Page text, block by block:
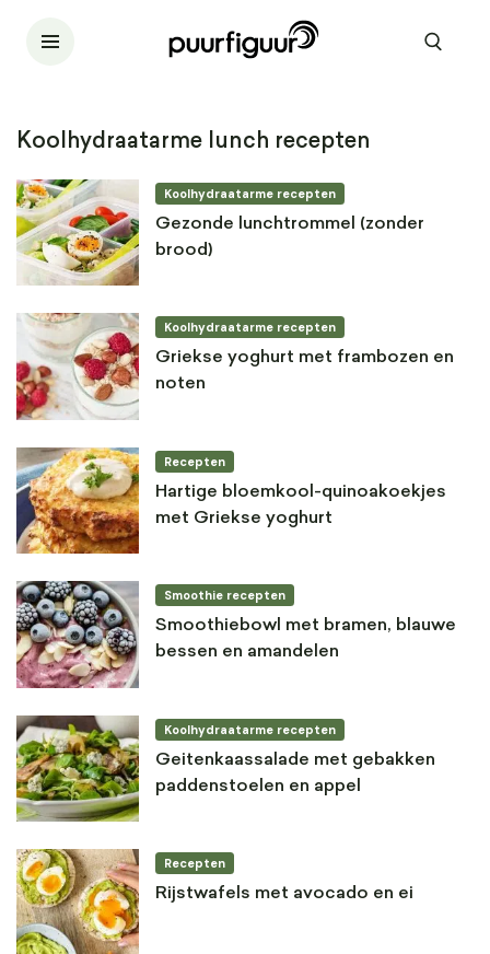
Koolhydraatarme lunch recepten
Koolhydraatarme recepten
Gezonde lunchtrommel (zonder
brood)
Koolhydraatarme recepten
Griekse yoghurt met frambozen en
noten
Recepten
Hartige bloemkool-quinoakoekjes
met Griekse yoghurt
Smoothie recepten
Smoothiebowl met bramen, blauwe
bessen en amandelen
Koolhydraatarme recepten
Geitenkaassalade met gebakken
paddenstoelen en appel
Recepten
Rijstwafels met avocado en ei